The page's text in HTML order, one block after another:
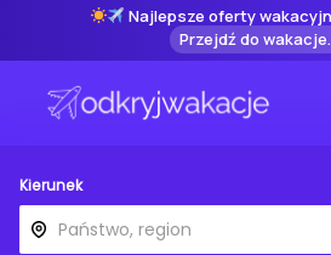
Najlepsze oferty
Przejdź do
Kierunek